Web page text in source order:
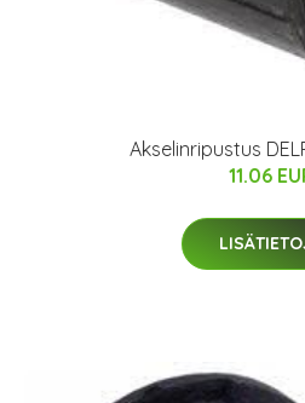
Akselinripustus
11.06